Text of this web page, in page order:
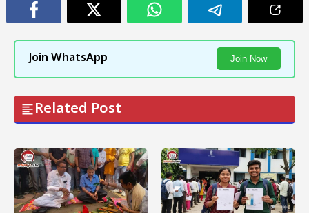
Join WhatsApp Join Now
Related Post